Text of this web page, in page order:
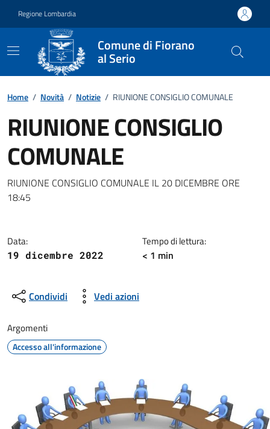
Regione Lombardia
Comune di Fiorano
al Serio
Home / Novità / Notizie / RIUNIONE CONSIGLIO COMUNALE
RIUNIONE CONSIGLIO
COMUNALE
Dettagli della notizia
RIUNIONE CONSIGLIO COMUNALE IL 20 DICEMBRE ORE
18:45
Data:
19 dicembre 2022
Tempo di lettura:
< 1 min
Condividi Vedi azioni
Argomenti
Accesso all'informazione